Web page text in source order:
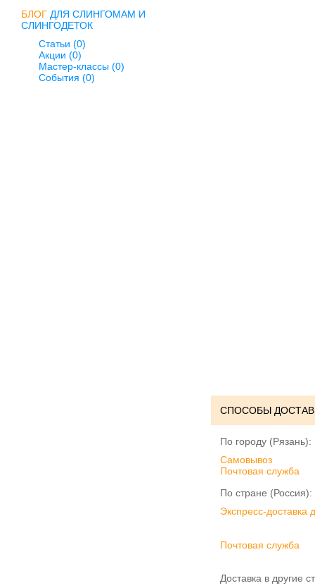
БЛОГ ДЛЯ СЛИНГОМАМ И
СЛИНГОДЕТОК
Статьи (0)
Акции (0)
Мастер-классы (0)
События (0)
СПОСОБЫ
По городу (Рязань):
Cамовывоз
Почтовая служба
По стране (Россия):
Экспресс-доставка
Почтовая служба
Доставка в другие